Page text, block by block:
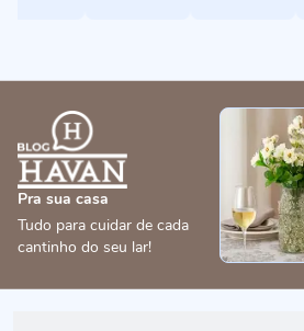
Pra sua casa
Tudo para cuidar de cada
cantinho do seu lar!